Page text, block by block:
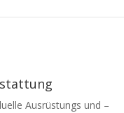
Ausrüstungs und –